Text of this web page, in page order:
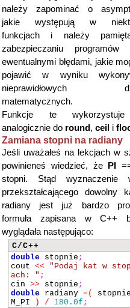
należy zapominać o
jakie występują w
funkcjach i należy
zabezpieczaniu programów
ewentualnymi błędami, jakie
pojawić w wyniku
nieprawidłowych
matematycznych.
Funkcje te
analogicznie do round , ceil i
Zamiana stopni na radiany
Jeśli uważałeś na lekcjach w
powinieneś wiedzieć, że
PI
stopni. Stąd wyznaczenie
przekształcającego dowolny
radiany jest już bardzo
formuła zapisana w C++
wyglądała następująco:
C/C++
double stopnie ;
cout <<
"Podaj kat w
ach: " ;
cin >> stopnie ;
double radiany = (
M_PI
) / 180.0f ;